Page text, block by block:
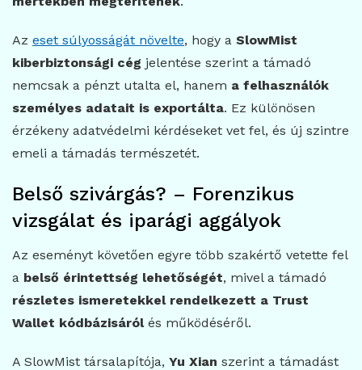
Az eset súlyosságát növelte, hogy a SlowMist
kiberbiztonsági cég jelentése szerint a támadó
nemcsak a pénzt utalta el, hanem a felhasználók
személyes adatait is exportálta. Ez különösen
érzékeny adatvédelmi kérdéseket vet fel, és új szintre
emeli a támadás természetét.
Belső szivárgás? – Forenzikus
vizsgálat és iparági aggályok
Az eseményt követően egyre több szakértő vetette fel
a belső érintettség lehetőségét, mivel a támadó
részletes ismeretekkel rendelkezett a Trust
Wallet kódbázisárólés működéséről.
A SlowMist társalapítója, Yu Xian szerint a támadást